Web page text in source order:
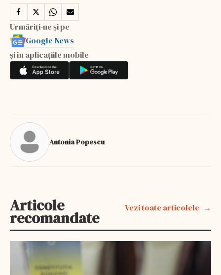
Urmăriți-ne și pe
Google News
și în aplicațiile mobile
Antonia Popescu
Articole
recomandate
Vezi toate articolele